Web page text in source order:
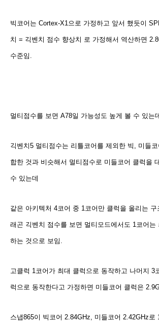
빅코어는 Cortex-X1으로 가정하고 앞서 했듯이
치 = 긱벤치 점수 향상치 로 가정해서 역산하면
수준임.
멀티점수를 보면 A78일 가능성도 높게 볼 수 있는
긱벤치5 멀티점수는 리틀코어를 제외한 빅, 미들
합한 것과 비슷해서 멀티점수로 미들코어 클럭을
수 있는데
같은 아키텍처 4코어 중 1코어만 클럭을 올리는
래곤 긱벤치 점수를 보면 멀티모드에서도 1코어는
하는 것으로 보임.
고클럭 1코어가 최대 클럭으로 동작하고 나머지 3
럭으로 동작한다고 가정하면 미들코어 클럭은
스냅865이 빅코어 2.84GHz, 미들코어 2.42GHz로